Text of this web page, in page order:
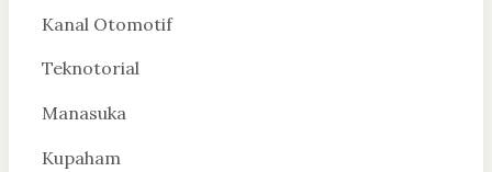
Kanal Otomotif
Teknotorial
Manasuka
Kupaham